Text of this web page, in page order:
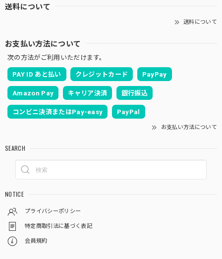
送料について
送料について
お支払い方法について
次の方法がご利用いただけます。
PAY ID あと払い クレジットカード PayPay
Amazon Pay キャリア決済 銀行振込
コンビニ決済またはPay-easy PayPal
お支払い方法について
SEARCH
NOTICE
プライバシーポリシー
特定商取引法に基づく表記
会員規約